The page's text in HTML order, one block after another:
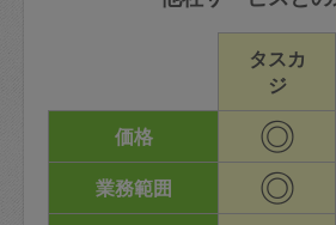
タスカ
ジ
価格
◎
業務範囲 ◎